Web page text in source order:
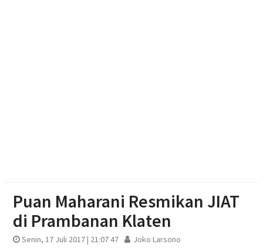
Puan Maharani Resmikan JIAT
di Prambanan Klaten
Senin, 17 Juli 2017 | 21:07 47 Joko Larsono